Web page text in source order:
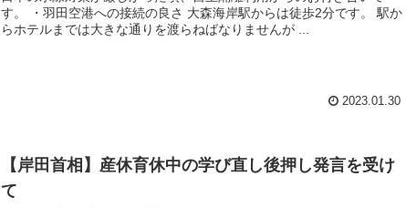
す。 ・羽田空港への接続の良さ 大森海岸駅からは徒歩2分です。 駅か
らホテルまでは大きな通りを渡らねばなりませんが ...
2023.01.30
【岸田首相】産休育休中の学び直し後押し発言を受け
て